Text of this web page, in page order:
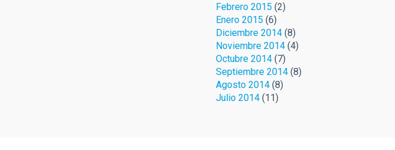
Febrero 2015 (2)
Enero 2015 (6)
Diciembre 2014(8)
Noviembre 2014(4)
Octubre 2014(7)
Septiembre 2014(8)
Agosto 2014(8)
Julio 2014(11)